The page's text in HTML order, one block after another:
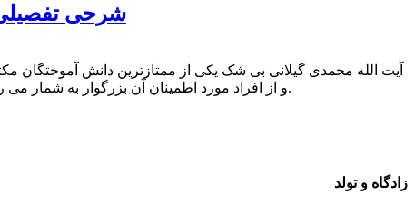
شرحی تفصیلی
و از افراد مورد اطمینان آن بزرگوار به شمار مى رفت. به مناسبت رحلت این عالم جلیل القدر در روز ۱۸ تیر ۱۳۹۳ این زندگینامه روی سایت رنگ ایمان منتشر می گردد.
زادگاه و تولد